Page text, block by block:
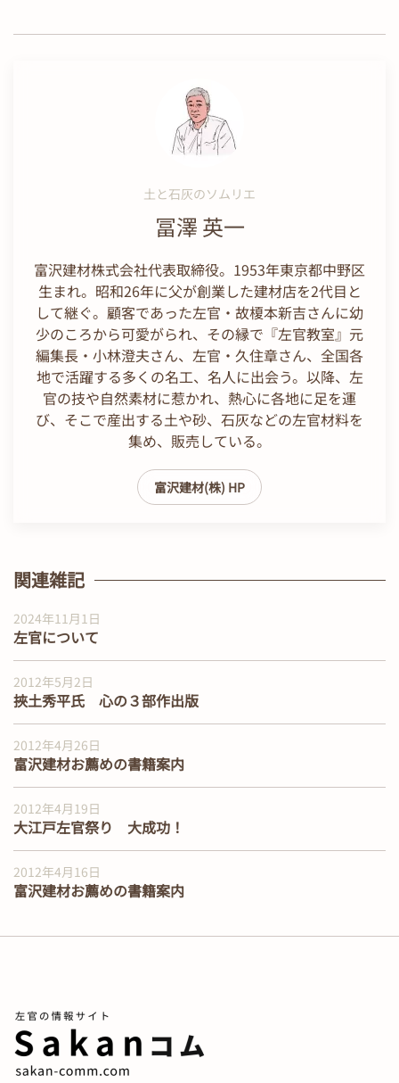
土と石灰のソムリエ
冨澤 英一
富沢建材株式会社代表取締役。1953年東京都中野区
生まれ。昭和26年に父が創業した建材店を2代目と
して継ぐ。顧客であった左官・故榎本新吉さんに幼
少のころから可愛がられ、その縁で『左官教室』元
編集長・小林澄夫さん、左官・久住章さん、全国各
地で活躍する多くの名工、名人に出会う。以降、左
官の技や自然素材に惹かれ、熱心に各地に足を運
び、そこで産出する土や砂、石灰などの左官材料を
集め、販売している。
富沢建材(株) HP
関連雑記
2024年11月1日
左官について
2012年5月2日
挾土秀平氏 心の３部作出版
2012年4月26日
富沢建材お薦めの書籍案内
2012年4月19日
大江戸左官祭り 大成功！
2012年4月16日
富沢建材お薦めの書籍案内